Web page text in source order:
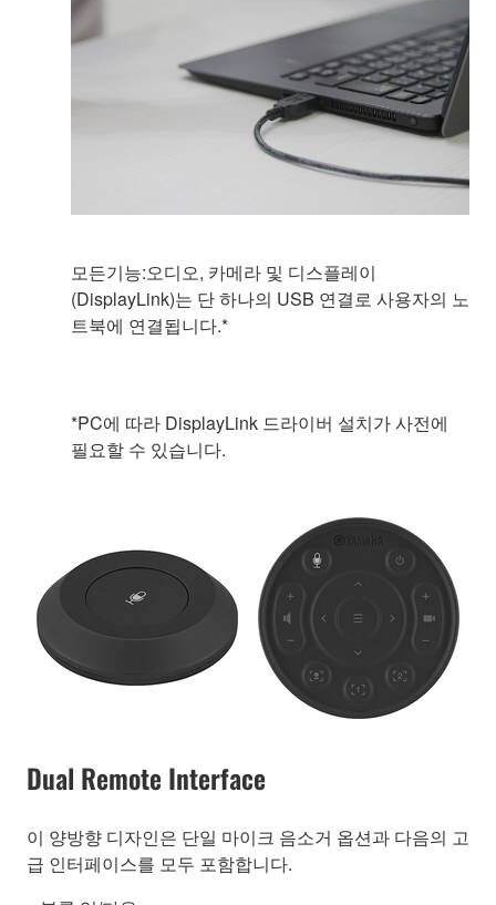
모든기능:오디오, 카메라 및 디스플레이
(DisplayLink)는 단 하나의 USB 연결로 사용자의 노
트북에 연결됩니다.*
*PC에 따라 DisplayLink 드라이버 설치가 사전에
필요할 수 있습니다.
Dual Remote Interface
이 양방향 디자인은 단일 마이크 음소거 옵션과 다음의 고
급 인터페이스를 모두 포함합니다.